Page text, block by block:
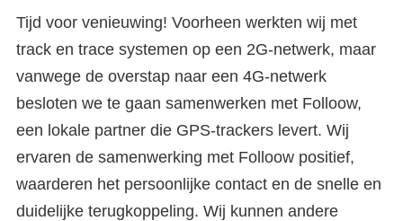
Tijd voor venieuwing! Voorheen werkten wij met
track en trace systemen op een 2G-netwerk, maar
vanwege de overstap naar een 4G-netwerk
besloten we te gaan samenwerken met Folloow,
een lokale partner die GPS-trackers levert. Wij
ervaren de samenwerking met Folloow positief,
waarderen het persoonlijke contact en de snelle en
duidelijke terugkoppeling. Wij kunnen andere